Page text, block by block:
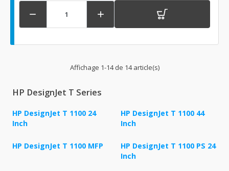
 
Affichage 1-14 de 14 article(s)
HP DesignJet T Series
HP DesignJet T 1100 24
Inch
HP DesignJet T 1100 44
Inch
HP DesignJet T 1100 MFP
HP DesignJet T 1100 PS 24
Inch